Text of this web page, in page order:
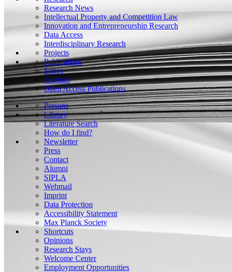
Research News
Intellectual Property and Competition Law
Innovation and Entrepreneurship Research
Data Access
Interdisciplinary Research
Projects
Publications
Series
Journals
Open Access Publications
Persons
Library
Literature Search
How do I find?
Newsletter
Press
Contact
Alumni
SIPLA
Webmail
Imprint
Data Protection
Accessibility Statement
Max Planck Society
Shortcuts
Opinions
Research Stays
Welcome Center
Employment Opportunities